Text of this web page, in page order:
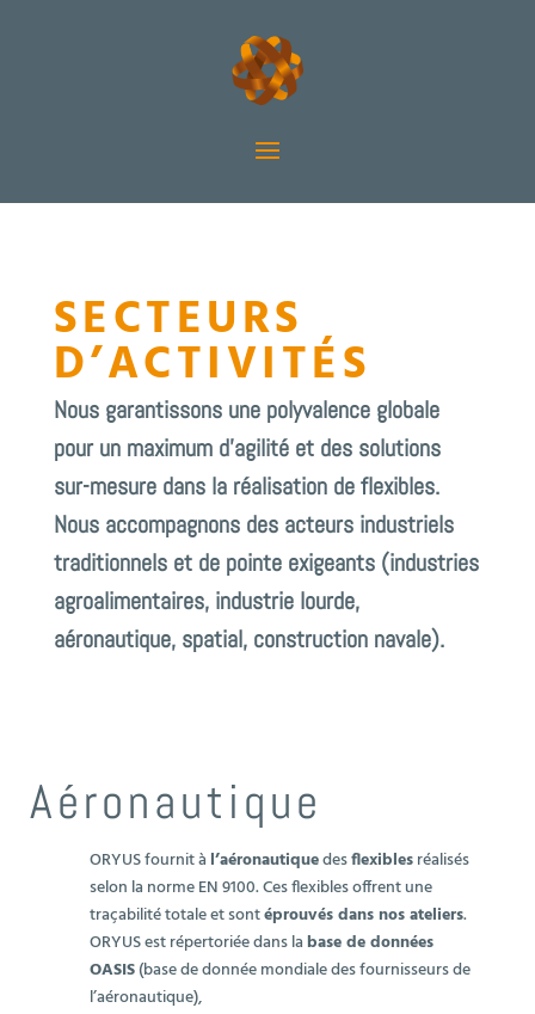
SECTEURS
D’ACTIVITÉS
Nous garantissons une polyvalence globale
pour un maximum d’agilité et des solutions
sur-mesure dans la réalisation de flexibles.
Nous accompagnons des acteurs industriels
traditionnels et de pointe exigeants (industries
agroalimentaires, industrie lourde,
aéronautique, spatial, construction navale).
Aéronautique
ORYUS fournit à l’aéronautiquedesflexiblesréalisés
selon la norme EN 9100. Ces flexibles offrent une
traçabilité totale et sontéprouvés dans nos ateliers.
ORYUS est répertoriée dans labase de données
OASIS(base de donnée mondiale des fournisseurs de
l’aéronautique),